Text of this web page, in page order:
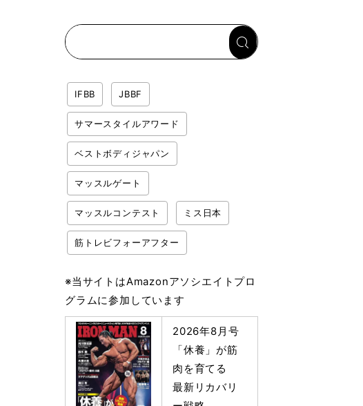
IFBB JBBF
サマースタイルアワード
ベストボディジャパン
マッスルゲート
マッスルコンテスト ミス日本
筋トレビフォーアフター
※当サイトはAmazonアソシエイトプロ
グラムに参加しています
2026年8月号
「休養」が筋
肉を育てる
最新リカバリ